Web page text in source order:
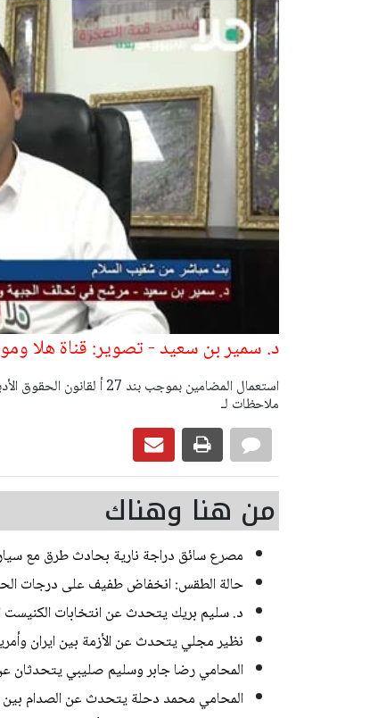
د. سمير بن سعيد - تصوير: قناة هلا
ملاحظات لـ
من هنا وهناك
مصرع سائق دراجة نارية بحادث طرق مع
حالة الطقس: انخفاض طفيف على درجات
د. سليم بريك يتحدث عن انتخابات الكنيست
نظير مجلي يتحدث عن الأزمة بين ايران
المحامي رضا جابر وسليم صليبي يتحدثان عن
المحامي محمد دحلة يتحدث عن الصدام بين